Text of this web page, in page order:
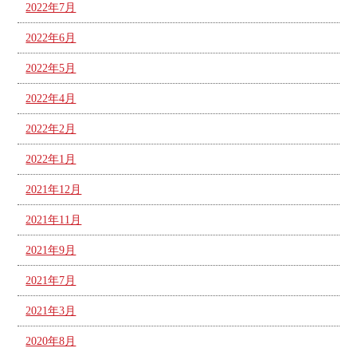
2022年7月
2022年6月
2022年5月
2022年4月
2022年2月
2022年1月
2021年12月
2021年11月
2021年9月
2021年7月
2021年3月
2020年8月